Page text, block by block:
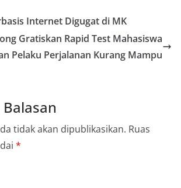
Internet Digugat di MK
Gratiskan Rapid Test Mahasiswa
Pelaku Perjalanan Kurang Mampu
tidak akan dipublikasikan. Ruas
*